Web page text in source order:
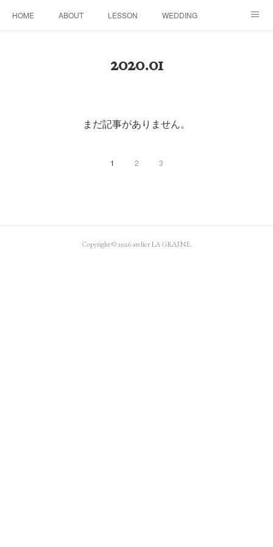
HOME ABOUT LESSON WEDDING
2020.01
まだ記事がありません。
1 2 3
Copyright ©2026atelier LA GRAINE.